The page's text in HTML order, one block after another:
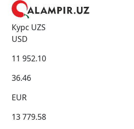
Курс UZS
USD
11 952.10
36.46
EUR
13 779.58